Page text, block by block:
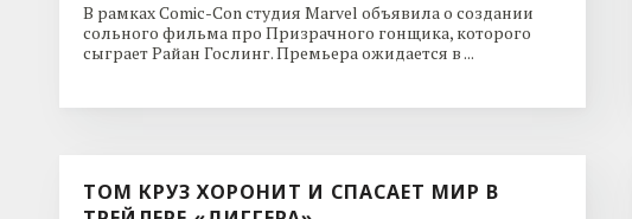
В рамках Comic-Con студия Marvel объявила о создании
сольного фильма про Призрачного гонщика, которого
сыграет Райан Гослинг. Премьера ожидается в ...
ТОМ КРУЗ ХОРОНИТ И СПАСАЕТ МИР В